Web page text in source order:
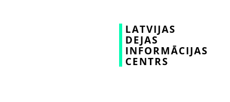
LATVIJAS
DEJAS
INFORMĀCIJAS
CENTRS